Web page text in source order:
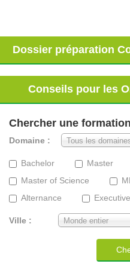
Dossier préparation
Conseils pour les
Chercher une formation
Domaine : Tous les
Bachelor Master
Master of Science
Alternance
Executive
Ville : Monde entier